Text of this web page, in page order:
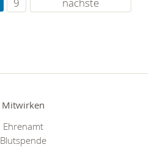
Mitwirken
Ehrenamt
Blutspende